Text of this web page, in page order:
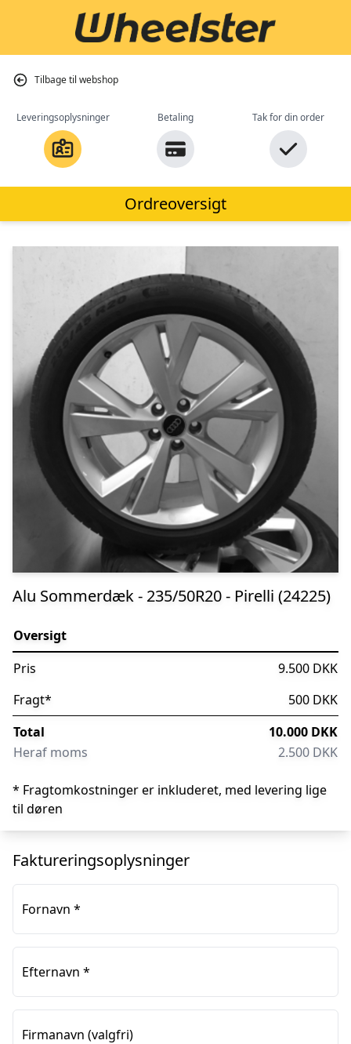
Tilbage til webshop
Leveringsoplysninger Betaling Tak for din order
Ordreoversigt
Alu Sommerdæk - 235/50R20 - Pirelli (24225)
Oversigt
Pris
9.500 DKK
Fragt*
500 DKK
Total
10.000 DKK
Heraf moms
2.500 DKK
* Fragtomkostninger er inkluderet, med levering lige
til døren
Faktureringsoplysninger
Fornavn *
Efternavn *
Firmanavn (valgfri)